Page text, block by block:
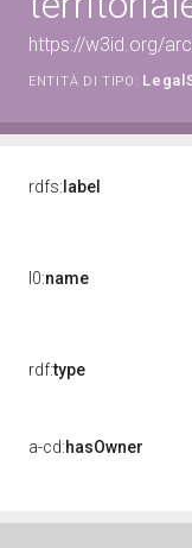
https://w3id.org/
ENTITÀ DI TIPO:
rdfs: label
l0:name
rdf:type
a-cd:hasOwner